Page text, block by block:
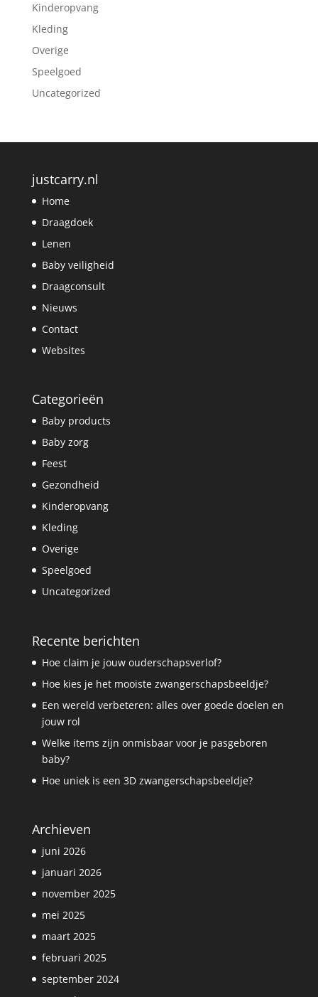
Kinderopvang
Kleding
Overige
Speelgoed
Uncategorized
justcarry.nl
Home
Draagdoek
Lenen
Baby veiligheid
Draagconsult
Nieuws
Contact
Websites
Categorieën
Baby products
Baby zorg
Feest
Gezondheid
Kinderopvang
Kleding
Overige
Speelgoed
Uncategorized
Recente berichten
Hoe claim je jouw ouderschapsverlof?
Hoe kies je het mooiste zwangerschapsbeeldje?
Een wereld verbeteren: alles over goede doelen en
jouw rol
Welke items zijn onmisbaar voor je pasgeboren
baby?
Hoe uniek is een 3D zwangerschapsbeeldje?
Archieven
juni 2026
januari 2026
november 2025
mei 2025
maart 2025
februari 2025
september 2024